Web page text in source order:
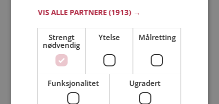
Bli medlem gratis!
Jeg er en:
VIS ALLE PARTNERE(1913) →
Strengt
nødvendig
Ytelse Målretting
Funksjonalitet Ugradert